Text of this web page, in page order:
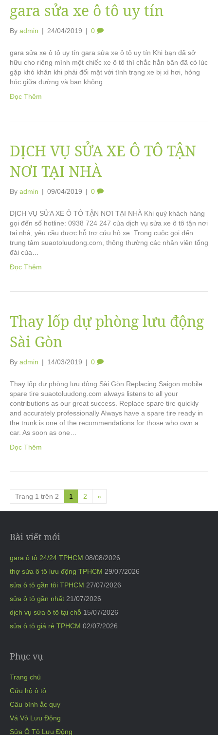
gara sửa xe ô tô uy tín
By admin | 24/04/2019 | 0
gara sửa xe ô tô uy tín gara sửa xe ô tô uy tín Khi bạn đã sở
hữu cho riêng mình một chiếc xe ô tô thì chắc hẳn bãn đã có lúc
gặp khó khăn khi phải đối mặt với tình trạng xe bị xì hơi, hỏng
hóc giữa đường và bạn không…
Đọc Thêm
DỊCH VỤ SỬA XE Ô TÔ TẬN
NƠI TẠI NHÀ
By admin | 09/04/2019 | 0
DỊCH VỤ SỬA XE Ô TÔ TẬN NƠI TẠI NHÀ Khi quý khách hàng
gọi đến số hotline: 0938 724 247 của dịch vụ sửa xe ô tô tận nơi
tại nhà, yêu cầu được hỗ trợ cứu hộ xe. Trong cuộc gọi đến
trung tâm suaotoluudong.com, thông thường các nhân viên tổng
đài của…
Đọc Thêm
Thay lốp dự phòng lưu động
Sài Gòn
By admin | 14/03/2019 | 0
Thay lốp dự phòng lưu động Sài Gòn Replacing Saigon mobile
spare tire suaotoluudong.com always listens to all your
contributions as our great success. Replace spare tire quickly
and accurately professionally Always have a spare tire ready in
the trunk is one of the recommendations for those who own a
car. As soon as one…
Đọc Thêm
Trang 1 trên 2 1 2 »
Bài viết mới
gara ô tô 24/24 TPHCM 08/08/2026
thợ sửa ô tô lưu động TPHCM 29/07/2026
sửa ô tô gần tôi TPHCM 27/07/2026
sửa ô tô gần nhất 21/07/2026
dịch vụ sửa ô tô tại chỗ 15/07/2026
sửa ô tô giá rẻ TPHCM 02/07/2026
Phục vụ
Trang chủ
Cứu hộ ô tô
Câu bình ắc quy
Vá Vỏ Lưu Động
Sửa Ô Tô Lưu Động